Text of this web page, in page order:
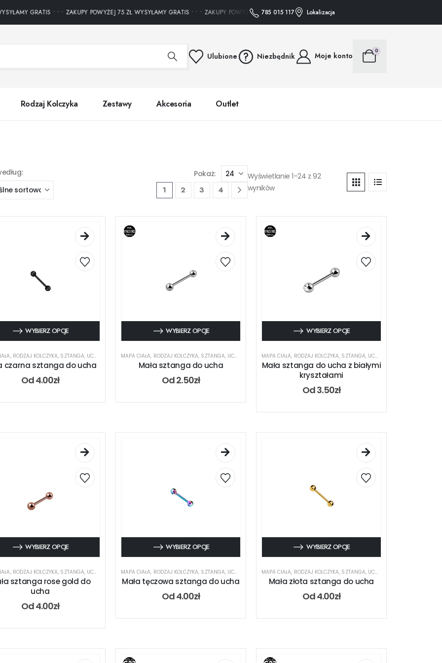
GRATIS • • • ZAKUPY POWYŻEJ 75 ZŁ WYSYŁAMY GRATIS • • • ZAKUPY POWYŻEJ 75 ZŁ WYSYŁAMY GRATIS • • • ZAKUPY POWYŻEJ 75 ZŁ
785 015 117 Lokalizacja
Ulubione Niezbędnik Moje konto
0
Rodzaj Kolczyka Zestawy Akcesoria Outlet
Pokaż:
1 2 3 4
Wyświetlanie 1–24 z 92
wyników
WYBIERZ OPCJE
, RODZAJ KOLCZYKA, SZTANGA, UCHO
czarna sztanga do ucha
Od4.00zł
WYBIERZ OPCJE
MAPA CIAŁA, RODZAJ KOLCZYKA, SZTANGA, UCHO
Mała sztanga do ucha
Od2.50zł
WYBIERZ OPCJE
MAPA CIAŁA, RODZAJ KOLCZYKA, SZTANGA, UCHO
Mała sztanga do ucha z białymi
kryształami
Od3.50zł
WYBIERZ OPCJE
, RODZAJ KOLCZYKA, SZTANGA, UCHO
sztanga rose gold do
ucha
Od4.00zł
WYBIERZ OPCJE
MAPA CIAŁA, RODZAJ KOLCZYKA, SZTANGA, UCHO
Mała tęczowa sztanga do ucha
Od4.00zł
WYBIERZ OPCJE
MAPA CIAŁA, RODZAJ KOLCZYKA, SZTANGA, UCHO
Mała złota sztanga do ucha
Od4.00zł